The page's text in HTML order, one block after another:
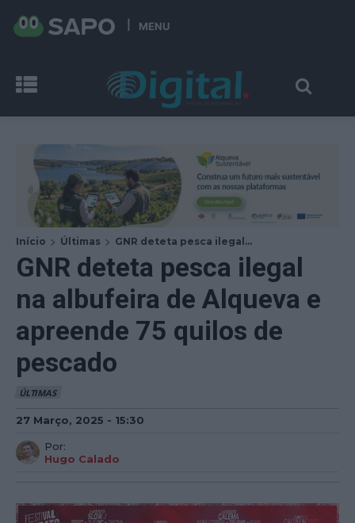
MENU
Início Últimas GNR deteta pesca ilegal...
GNR deteta pesca ilegal
na albufeira de Alqueva e
apreende 75 quilos de
pescado
ÚLTIMAS
27 Março, 2025 - 15:30
Por:
Hugo Calado